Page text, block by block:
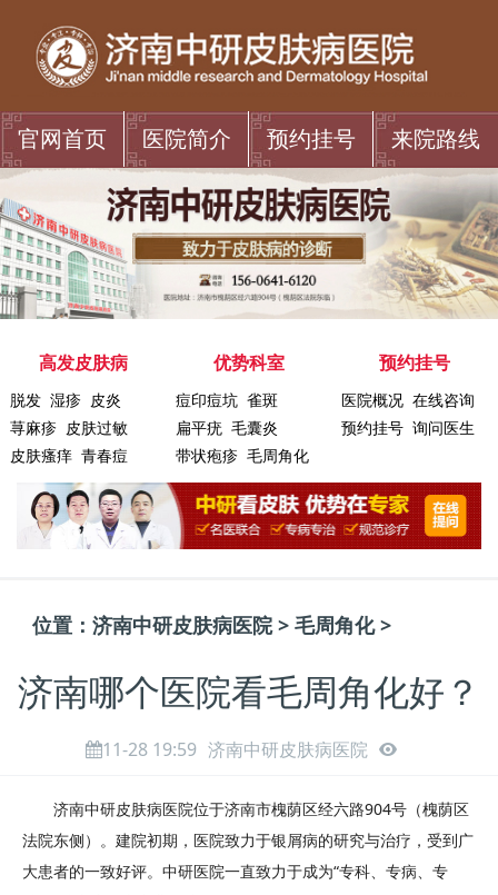
官网首页 医院简介 预约挂号 来院路线
高发皮肤病
脱发 湿疹 皮炎
荨麻疹 皮肤过敏
皮肤瘙痒 青春痘
优势科室
痘印痘坑 雀斑
扁平疣 毛囊炎
带状疱疹 毛周角化
预约挂号
医院概况 在线咨询
预约挂号 询问医生
位置： 济南中研皮肤病医院> 毛周角化>
济南哪个医院看毛周角化好？
11-28 19:59 济南中研皮肤病医院
济南中研皮肤病医院位于济南市槐荫区经六路904号（槐荫区
法院东侧）。建院初期，医院致力于银屑病的研究与治疗，受到广
大患者的一致好评。中研医院一直致力于成为“专科、专病、专